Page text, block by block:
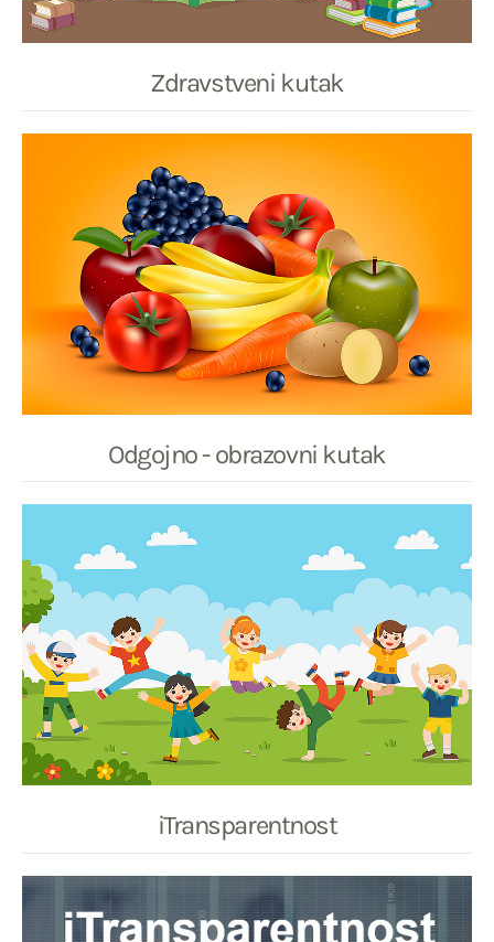
Zdravstveni kutak
Odgojno - obrazovni kutak
iTransparentnost